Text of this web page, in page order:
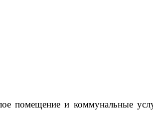
помещение и коммунальные